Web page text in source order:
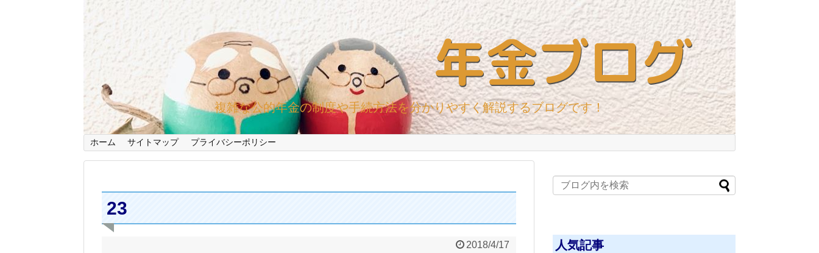
年金ブログ
複雑な公的年金の制度や手続方法を分かりやすく解説するブログです！
ホーム サイトマップ プライバシーポリシー
23
2018/4/17 人気記事